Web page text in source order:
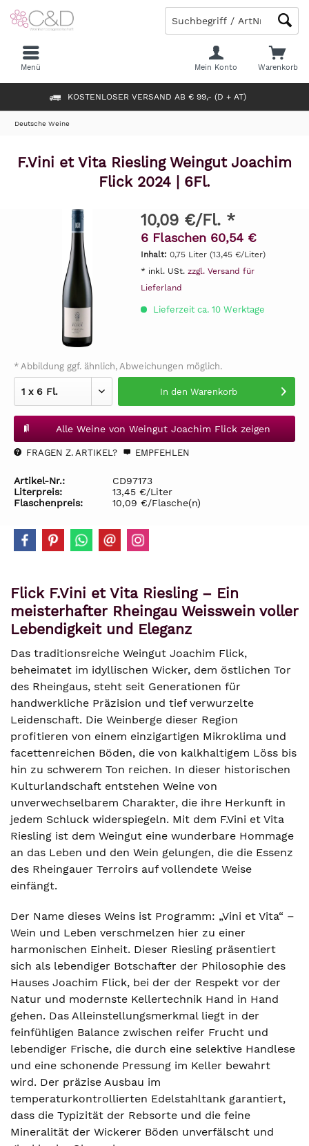
KOSTENLOSER VERSAND AB € 99,- (D + AT)
Warenkorb
Mein Konto
Menü
Deutsche Weine
F.Vini et Vita Riesling Weingut Joachim
Flick 2024 | 6Fl.
10,09 €/Fl. *
6 Flaschen 60,54 €
Inhalt: 0,75 Liter (13,45 €/Liter)
* inkl. USt. zzgl. Versand für
Lieferland
Lieferzeit ca. 10 Werktage
* Abbildung ggf. ähnlich, Abweichungen möglich.
In den Warenkorb
Alle Weine von Weingut Joachim Flick zeigen
FRAGEN Z. ARTIKEL? EMPFEHLEN
Artikel-Nr.:
CD97173
Literpreis:
13,45 €/Liter
Flaschenpreis:
10,09 €/Flasche(n)
Flick F.Vini et Vita Riesling – Ein
meisterhafter Rheingau Weisswein voller
Lebendigkeit und Eleganz
Das traditionsreiche Weingut Joachim Flick,
beheimatet im idyllischen Wicker, dem östlichen Tor
des Rheingaus, steht seit Generationen für
handwerkliche Präzision und tief verwurzelte
Leidenschaft. Die Weinberge dieser Region
profitieren von einem einzigartigen Mikroklima und
facettenreichen Böden, die von kalkhaltigem Löss bis
hin zu schwerem Ton reichen. In dieser historischen
Kulturlandschaft entstehen Weine von
unverwechselbarem Charakter, die ihre Herkunft in
jedem Schluck widerspiegeln. Mit dem F.Vini et Vita
Riesling ist dem Weingut eine wunderbare Hommage
an das Leben und den Wein gelungen, die die Essenz
des Rheingauer Terroirs auf vollendete Weise
einfängt.
Der Name dieses Weins ist Programm: „Vini et Vita“ –
Wein und Leben verschmelzen hier zu einer
harmonischen Einheit. Dieser Riesling präsentiert
sich als lebendiger Botschafter der Philosophie des
Hauses Joachim Flick, bei der der Respekt vor der
Natur und modernste Kellertechnik Hand in Hand
gehen. Das Alleinstellungsmerkmal liegt in der
feinfühligen Balance zwischen reifer Frucht und
lebendiger Frische, die durch eine selektive Handlese
und eine schonende Pressung im Keller bewahrt
wird. Der präzise Ausbau im
temperaturkontrollierten Edelstahltank garantiert,
dass die Typizität der Rebsorte und die feine
Mineralität der Wickerer Böden unverfälscht und